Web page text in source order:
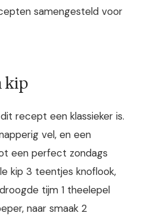
samengesteld voor
kip
recept een klassieker is.
vel, en een
een perfect zondags
kip 3 teentjes knoflook,
tijm 1 theelepel
naar smaak 2